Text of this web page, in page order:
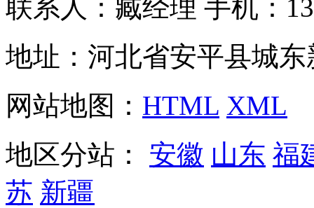
联系人：臧经理 手机：
地址：河北省安平县城
网站地图： HTML XML
地区分站： 安徽 山东 福
苏 新疆